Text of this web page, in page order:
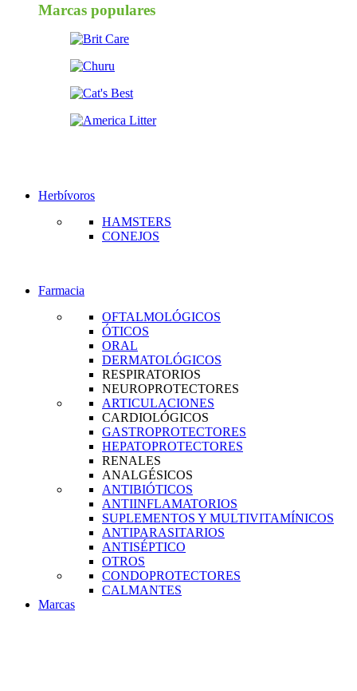
Marcas populares
Herbívoros
HAMSTERS
CONEJOS
Farmacia
OFTALMOLÓGICOS
ÓTICOS
ORAL
DERMATOLÓGICOS
RESPIRATORIOS
NEUROPROTECTORES
ARTICULACIONES
CARDIOLÓGICOS
GASTROPROTECTORES
HEPATOPROTECTORES
RENALES
ANALGÉSICOS
ANTIBIÓTICOS
ANTIINFLAMATORIOS
SUPLEMENTOS Y MULTIVITAMÍNICOS
ANTIPARASITARIOS
ANTISÉPTICO
OTROS
CONDOPROTECTORES
CALMANTES
Marcas